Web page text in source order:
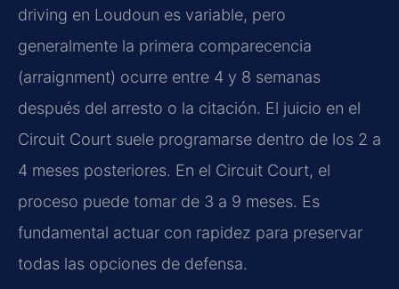
driving en Loudoun es variable, pero
generalmente la primera comparecencia
(arraignment) ocurre entre 4 y 8 semanas
después del arresto o la citación. El juicio en el
Circuit Court suele programarse dentro de los 2 a
4 meses posteriores. En el Circuit Court, el
proceso puede tomar de 3 a 9 meses. Es
fundamental actuar con rapidez para preservar
todas las opciones de defensa.